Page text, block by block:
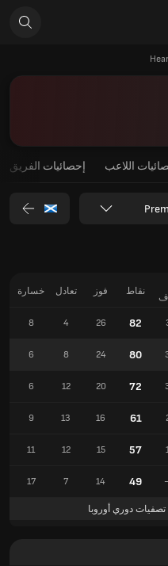
اللاعب إحصائيات الفريق
نقاط فوز تعادل خسارة
82
26
4
8
80
24
8
6
72
20
12
6
61
16
13
9
57
15
12
11
49
14
7
17
دوري أوروبا